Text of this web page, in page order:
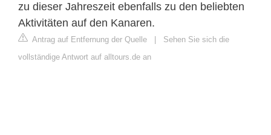
zu dieser Jahreszeit ebenfalls zu den beliebten
Aktivitäten auf den Kanaren.
Antrag auf Entfernung der Quelle
Sehen Sie sich die
vollständige Antwort auf alltours.de an